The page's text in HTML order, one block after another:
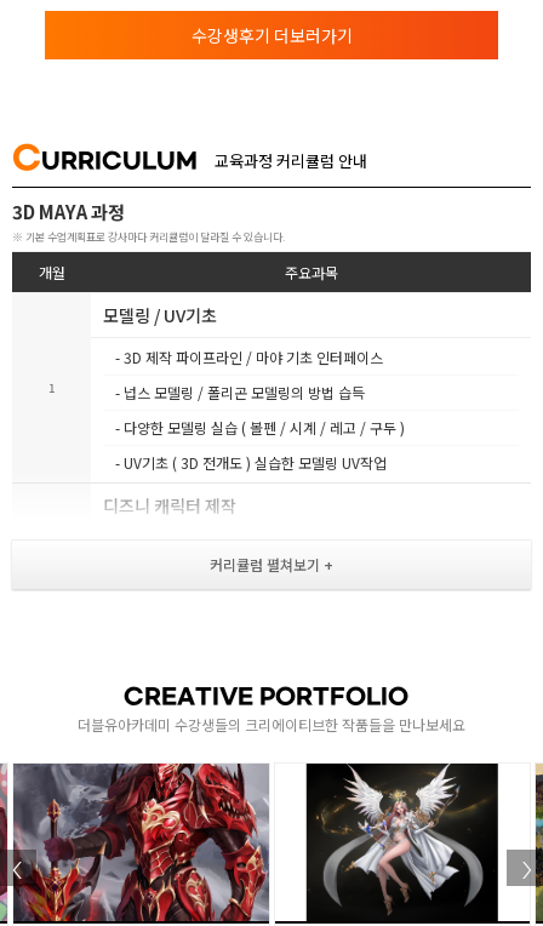
수강생후기 더보러가기
CURRICULUM 교육과정 커리큘럼 안내
3D MAYA 과정
※ 기본 수업계획표로 강사마다 커리큘럼이 달라질 수 있습니다.
개월 주요과목
1
모델링 / UV기초
- 3D 제작 파이프라인 / 마야 기초 인터페이스
- 넙스 모델링 / 폴리곤 모델링의 방법 습득
- 다양한 모델링 실습 ( 볼펜 / 시계 / 레고 / 구두 )
- UV기초 ( 3D 전개도 ) 실습한 모델링 UV작업
디즈니 캐릭터 제작
- 모델링 / UV / 텍스처링
- 캐릭터 상/하반신, 손, 발 모델링 제작
[ 디즈니 캐릭터 제작 실습 3 ]
3
리깅 & 랜더링
- 리깅 기초 / 조인트 배치 및 스키닝 이해
- 얼굴 표정 제작
- 캐릭터 조인트 배치 및 스키닝 작업
- 컨트롤러 연결 후 리깅 완성
CREATIVE PORTFOLIO
더블유아카데미 수강생들의 크리에이티브한 작품들을 만나보세요